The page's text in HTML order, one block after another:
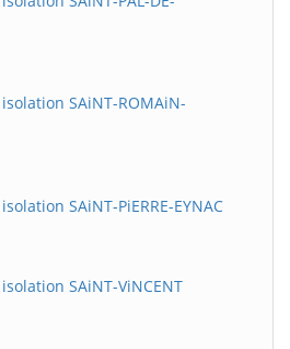
SAiNT-ROMAiN-
SAiNT-PiERRE-EYNAC
SAiNT-ViNCENT